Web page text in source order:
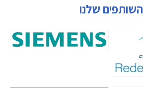
השותפים שלנו